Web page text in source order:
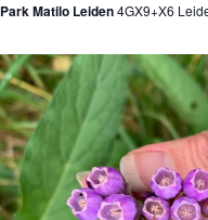
Park Matilo Leiden4GX9+X6